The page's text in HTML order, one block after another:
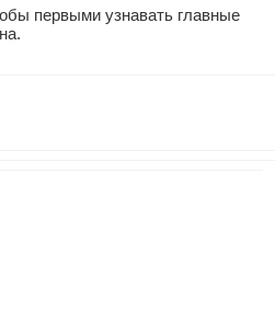
первыми узнавать главные